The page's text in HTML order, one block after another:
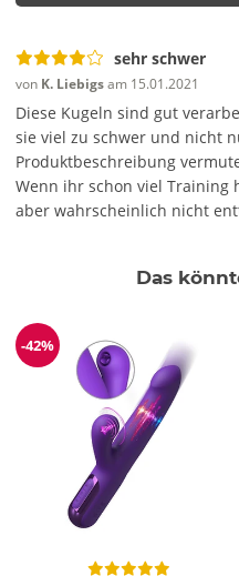
sehr schwer
von K. Liebigsam 15.01.2021
Diese Kugeln sind gut
sie viel zu schwer und nicht
Produktbeschreibung
Wenn ihr schon viel Training
aber wahrscheinlich nicht
Das
Reduzierung
-42%